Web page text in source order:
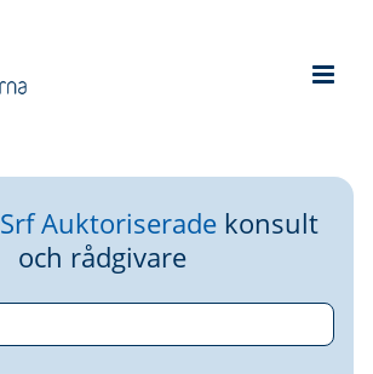
Srf Auktoriserade konsult
och rådgivare